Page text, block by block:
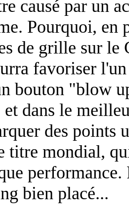
causé par un
Pourquoi, en
de grille sur le
favoriser
bouton "blow
dans le
des points
titre mondial,
bien placé...